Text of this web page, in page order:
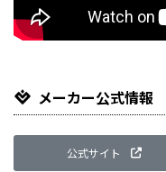
メーカー公式情報
公式サイト